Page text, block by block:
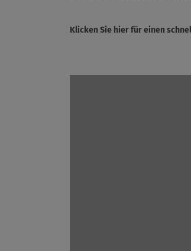
Klicken Sie hier für einen